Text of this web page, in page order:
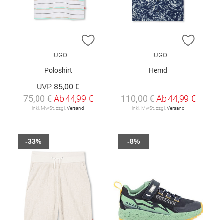
ZUR WUNSCHLISTE HINZUFÜGEN
HUGO
Poloshirt
UVP 85,00 €
75,00 € Ab44,99 €
inkl. MwSt. zzgl. Versand
ZUR
HUGO
Hemd
110,00 € Ab44,99 €
inkl. MwSt. zzgl. Versand
-33% -8%